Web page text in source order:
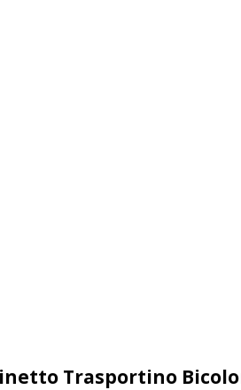
Trasportino